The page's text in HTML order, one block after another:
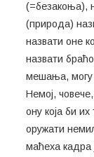
(=безакоња),
(природа)
назвати оне
назвати
мешања, могу
Немој,
ону која би
оружати
маћеха кадра